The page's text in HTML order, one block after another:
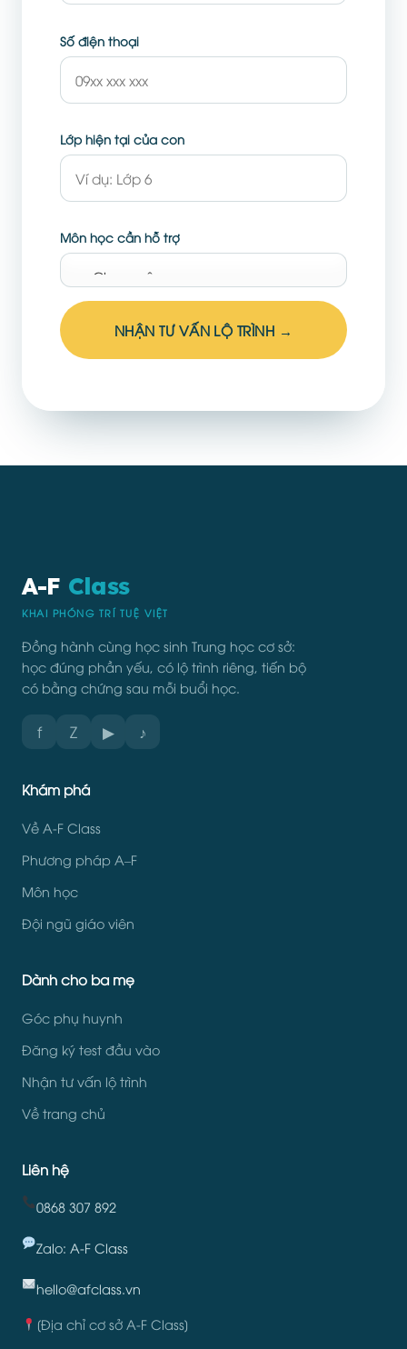
Số điện thoại
Lớp hiện tại của con
Môn học cần hỗ trợ
NHẬN TƯ VẤN LỘ TRÌNH →
A-F Class
KHAI PHÓNG TRÍ TUỆ VIỆT
Đồng hành cùng học sinh Trung học cơ sở:
học đúng phần yếu, có lộ trình riêng, tiến bộ
có bằng chứng sau mỗi buổi học.
f Z ▶ ♪
Khám phá
Về A-F Class
Phương pháp A–F
Môn học
Đội ngũ giáo viên
Dành cho ba mẹ
Góc phụ huynh
Đăng ký test đầu vào
Nhận tư vấn lộ trình
Về trang chủ
Liên hệ
0868 307 892
Zalo: A-F Class
hello@afclass.vn
[Địa chỉ cơ sở A-F Class]